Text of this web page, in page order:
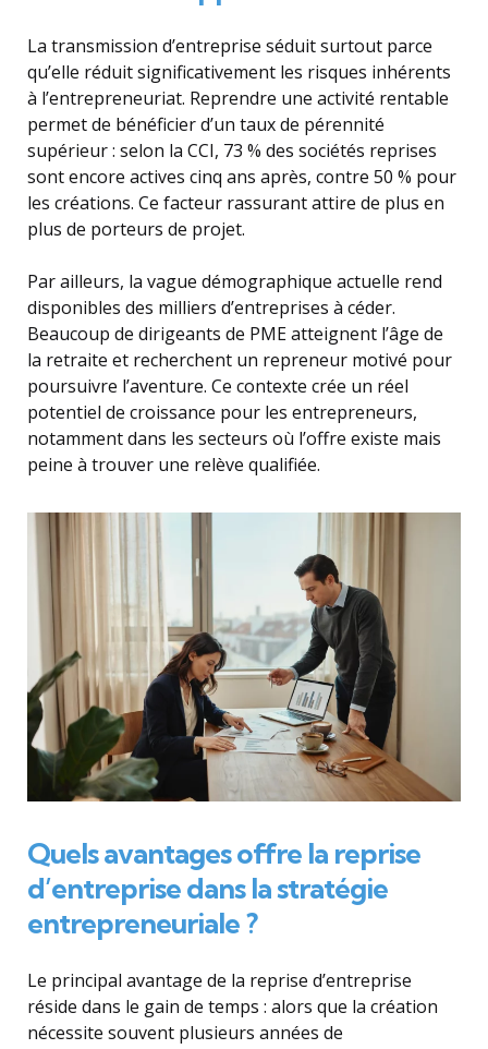
La transmission d’entreprise séduit surtout parce
qu’elle réduit significativement les risques inhérents
à l’entrepreneuriat. Reprendre une activité rentable
permet de bénéficier d’un taux de pérennité
supérieur : selon la CCI, 73 % des sociétés reprises
sont encore actives cinq ans après, contre 50 % pour
les créations. Ce facteur rassurant attire de plus en
plus de porteurs de projet.
Par ailleurs, la vague démographique actuelle rend
disponibles des milliers d’entreprises à céder.
Beaucoup de dirigeants de PME atteignent l’âge de
la retraite et recherchent un repreneur motivé pour
poursuivre l’aventure. Ce contexte crée un réel
potentiel de croissance pour les entrepreneurs,
notamment dans les secteurs où l’offre existe mais
peine à trouver une relève qualifiée.
Quels avantages offre la reprise
d’entreprise dans la stratégie
entrepreneuriale ?
Le principal avantage de la reprise d’entreprise
réside dans le gain de temps : alors que la création
nécessite souvent plusieurs années de